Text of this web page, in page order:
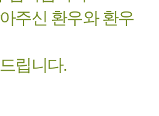
주신 환우와 환우
립니다.